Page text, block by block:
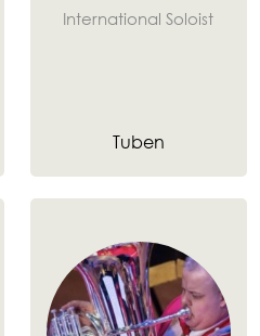
International Soloist
Tuben